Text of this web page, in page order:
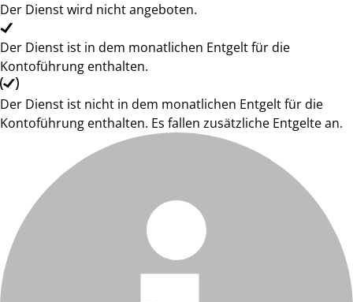
Der Dienst wird nicht angeboten.
Der Dienst ist in dem monatlichen Entgelt für die
Kontoführung enthalten.
Der Dienst ist nicht in dem monatlichen Entgelt für die
Kontoführung enthalten. Es fallen zusätzliche Entgelte an.